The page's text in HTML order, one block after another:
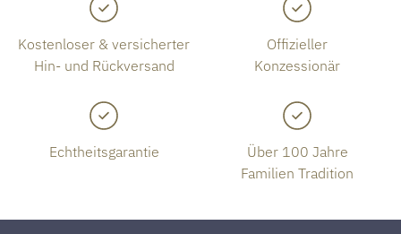
Kostenloser & versicherter
Hin- und Rückversand
Offizieller
Konzessionär
Echtheitsgarantie
Über 100 Jahre
Familien Tradition